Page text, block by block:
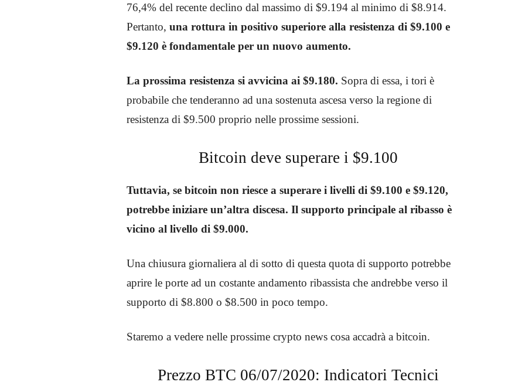
76,4% del recente declino dal massimo di $9.194 al minimo di $8.914.
Pertanto, una rottura in positivo superiore alla resistenza di $9.100 e
$9.120 è fondamentale per un nuovo aumento.
La prossima resistenza si avvicina ai $9.180. Sopra di essa, i tori è
probabile che tenderanno ad una sostenuta ascesa verso la regione di
resistenza di $9.500 proprio nelle prossime sessioni.
Bitcoin deve superare i $9.100
Tuttavia, se bitcoin non riesce a superare i livelli di $9.100 e $9.120,
potrebbe iniziare un’altra discesa. Il supporto principale al ribasso è
vicino al livello di $9.000.
Una chiusura giornaliera al di sotto di questa quota di supporto potrebbe
aprire le porte ad un costante andamento ribassista che andrebbe verso il
supporto di $8.800 o $8.500 in poco tempo.
Staremo a vedere nelle prossime crypto news cosa accadrà a bitcoin.
Prezzo BTC 06/07/2020: Indicatori Tecnici